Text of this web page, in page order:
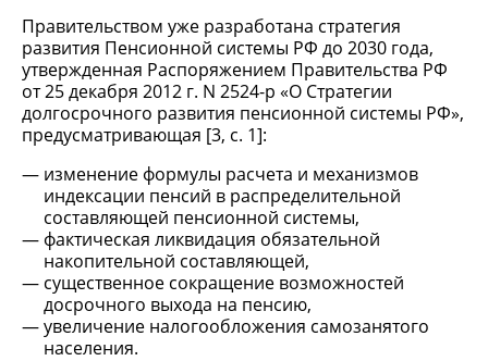
Правительством уже разработана стратегия
развития Пенсионной системы РФ до 2030 года,
утвержденная Распоряжением Правительства РФ
от 25 декабря 2012 г. N 2524-р «О Стратегии
долгосрочного развития пенсионной системы РФ»,
предусматривающая [3, с. 1]:
изменение формулы расчета и механизмов
индексации пенсий в распределительной
составляющей пенсионной системы,
фактическая ликвидация обязательной
накопительной составляющей,
существенное сокращение возможностей
досрочного выхода на пенсию,
увеличение налогообложения самозанятого
населения.